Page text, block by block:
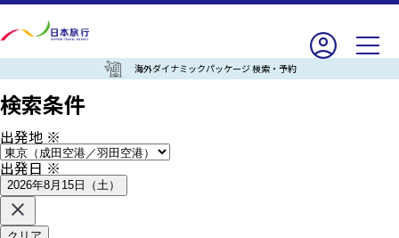
海外ダイナミックパッケージ 検索・予約
検索条件
出発地 ※
出発日※
2026年8月15日（土）